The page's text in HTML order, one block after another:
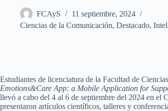
FCAyS
11 septiembre, 2024
Ciencias de la Comunicación, Destacado,
Estudiantes de licenciatura de la Facultad de
Emotions&Care App: a Mobile Application for
llevó a cabo del 4 al 6 de septiembre del 2024 en el
presentaron artículos científicos, talleres y